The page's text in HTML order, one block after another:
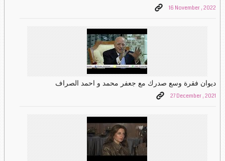
16 November , 2022
ديوان فقرة وسع صدرك مع جعفر محمد و احمد الصراف
27 December , 2021